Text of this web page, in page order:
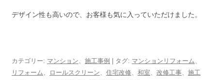
デザイン性も高いので、お客様も気に入っていただけました。
カテゴリー: マンション、 施工事例 | タグ: マンションリフォーム、
リフォーム、 ロールスクリーン、 住宅改修、 和室、 改修工事、 施工